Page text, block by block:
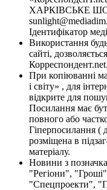
ХАРКІВСЬКЕ
Ідентифікатор
Використання
сайті,
Корреспондент.net.
При копіюванні
і світу» , для
відкрите для
Посилання має
повного або
Гіперпосилання (
розміщена в
матеріалу.
Новини з
"Регіони",
"Спецпроекти",